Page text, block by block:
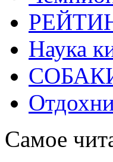
Наука
Самое